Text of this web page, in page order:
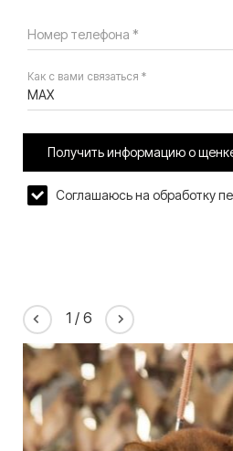
Номер телефона *
Как с вами связаться *
MAX
Получить информацию о
Соглашаюсь на обработку
1 / 6